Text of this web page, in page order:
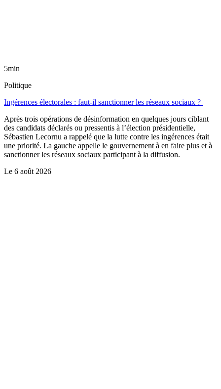
5min
Politique
Ingérences électorales : faut-il sanctionner les réseaux sociaux ?
Après trois opérations de désinformation en quelques jours ciblant
des candidats déclarés ou pressentis à l’élection présidentielle,
Sébastien Lecornu a rappelé que la lutte contre les ingérences était
une priorité. La gauche appelle le gouvernement à en faire plus et à
sanctionner les réseaux sociaux participant à la diffusion.
Le 6 août 2026